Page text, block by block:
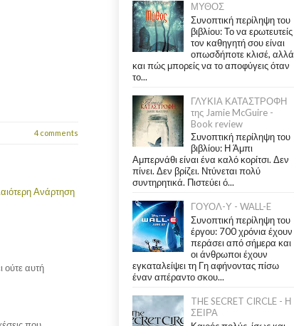
4 comments
Ανάρτηση
ούτε αυτή
ΜΥΘΟΣ
Συνοπτική περίληψη του
βιβλίου: Το να ερωτευτείς
τον καθηγητή σου είναι
οπωσδήποτε κλισέ, αλλά
και πώς μπορείς να το αποφύγεις όταν
το...
ΓΛΥΚΙΑ ΚΑΤΑΣΤΡΟΦΗ
της Jamie McGuire -
Book review
Συνοπτική περίληψη του
βιβλίου: Η Άμπι
Αμπερνάθι είναι ένα καλό κορίτσι. Δεν
πίνει. Δεν βρίζει. Ντύνεται πολύ
συντηρητικά. Πιστεύει ό...
ΓΟΥΟΛ-Υ - WALL-E
Συνοπτική περίληψη του
έργου: 700 χρόνια έχουν
περάσει από σήμερα και
οι άνθρωποι έχουν
εγκαταλείψει τη Γη αφήνοντας πίσω
έναν απέραντο σκου...
THE SECRET CIRCLE - Η
ΣΕΙΡΑ